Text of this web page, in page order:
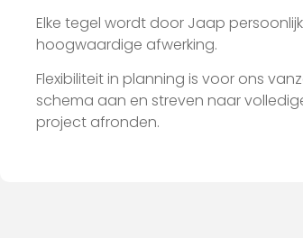
Elke tegel wordt door Jaap
hoogwaardige afwerking.
Flexibiliteit in planning is voor ons
schema aan en streven naar
project afronden.